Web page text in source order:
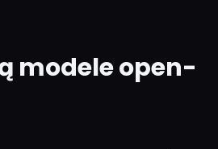
modele open-